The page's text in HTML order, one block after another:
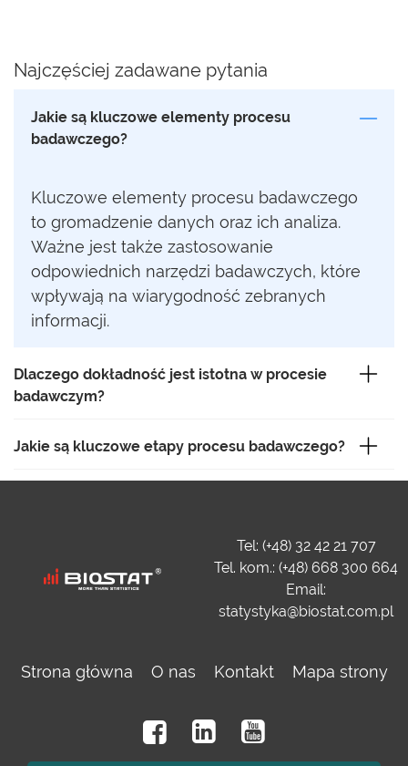
Najczęściej zadawane pytania
Jakie są kluczowe elementy procesu
badawczego?
Kluczowe elementy procesu badawczego
to gromadzenie danych oraz ich analiza.
Ważne jest także zastosowanie
odpowiednich narzędzi badawczych, które
wpływają na wiarygodność zebranych
informacji.
Dlaczego dokładność jest istotna w procesie
badawczym?
Jakie są kluczowe etapy procesu badawczego?
Tel: (+48) 32 42 21 707
Tel. kom.: (+48) 668 300 664
Email:
statystyka@biostat.com.pl
Strona główna O nas Kontakt Mapa strony